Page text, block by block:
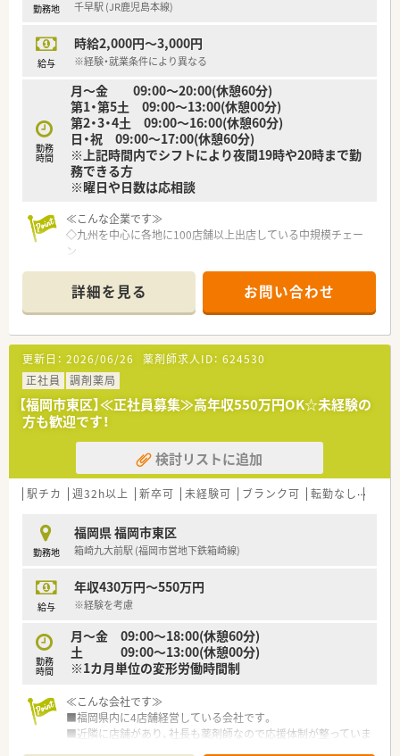
勤務地 千早駅 (JR鹿児島本線)
給与
時給2,000円～3,000円
※経験・就業条件により異なる
勤務
時間
月～金 09:00～20:00(休憩60分)
第1・第5土 09:00～13:00(休憩00分)
第2・3・4土 09:00～16:00(休憩60分)
日・祝 09:00～17:00(休憩60分)
※上記時間内でシフトにより夜間19時や20時まで勤
務できる方
※曜日や日数は応相談
≪こんな企業です≫
◇九州を中心に各地に100店舗以上出店している中規模チェー
ン
≪こんな薬局です≫
◇整形外科、歯科メインで在宅なし、外来業務に専念できます。
◇一人薬剤師ですが事務の方がしっかりサポートしてくれます
◇ラウンダー社員の方もいるのでシフト調整も可
詳細を見る お問い合わせ
更新日： 2026/06/26 薬剤師求人ID： 624530
正社員
調剤薬局
【福岡市東区】≪正社員募集≫高年収550万円OK☆未経験の
方も歓迎です！
検討リストに追加
駅チカ 週32h以上 新卒可 未経験可 ブランク可 転勤なし
勤務地
福岡県 福岡市東区
箱崎九大前駅 (福岡市営地下鉄箱崎線)
給与
年収430万円～550万円
※経験を考慮
勤務
時間
月～金 09:00～18:00(休憩60分)
土 09:00～13:00(休憩00分)
※1カ月単位の変形労働時間制
≪こんな会社です≫
■福岡県内に4店舗経営している会社です。
■近隣に店舗があり、社長も薬剤師なので応援体制が整っていま